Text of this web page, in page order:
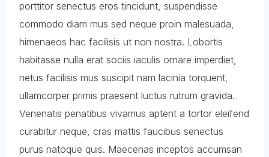
porttitor senectus eros tincidunt, suspendisse
commodo diam mus sed neque proin malesuada,
himenaeos hac facilisis ut non nostra. Lobortis
habitasse nulla erat sociis iaculis ornare imperdiet,
netus facilisis mus suscipit nam lacinia torquent,
ullamcorper primis praesent luctus rutrum gravida.
Venenatis penatibus vivamus aptent a tortor eleifend
curabitur neque, cras mattis faucibus senectus
purus natoque quis. Maecenas inceptos accumsan